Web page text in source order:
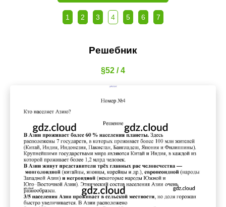
1 2 3 4 5 6 7
Решебник
§52 / 4